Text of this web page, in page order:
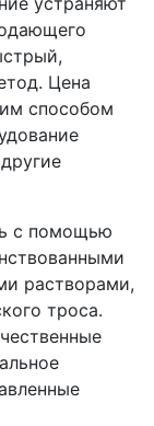
Цена
способом
с помощью
растворами,
троса.